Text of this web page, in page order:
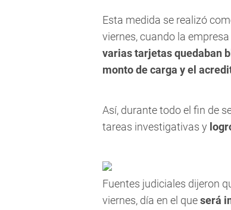
Esta medida se realizó
viernes, cuando la empresa
varias tarjetas quedaban
monto de carga y el
Así, durante todo el fin de
tareas investigativas y
Fuentes judiciales dijeron
viernes, día en el queserá